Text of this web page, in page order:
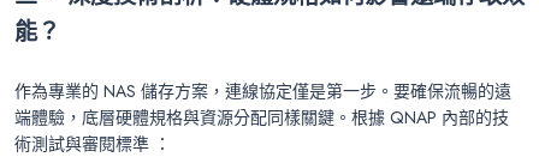
能？
作為專業的 NAS 儲存方案，連線協定僅是第一步。要確保流暢的遠
端體驗，底層硬體規格與資源分配同樣關鍵。根據 QNAP 內部的技
術測試與審閱標準 ：